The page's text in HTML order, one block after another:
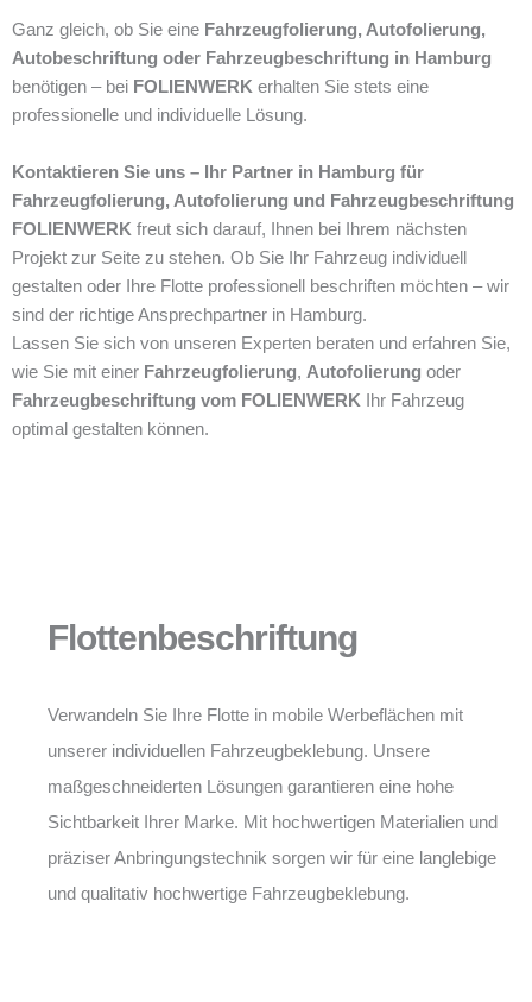
Ganz gleich, ob Sie eine Fahrzeugfolierung, Autofolierung,
Autobeschriftung oder Fahrzeugbeschriftung in Hamburg
benötigen – bei FOLIENWERK erhalten Sie stets eine
professionelle und individuelle Lösung.
Kontaktieren Sie uns – Ihr Partner in Hamburg für
Fahrzeugfolierung, Autofolierung und Fahrzeugbeschriftung
FOLIENWERK freut sich darauf, Ihnen bei Ihrem nächsten
Projekt zur Seite zu stehen. Ob Sie Ihr Fahrzeug individuell
gestalten oder Ihre Flotte professionell beschriften möchten – wir
sind der richtige Ansprechpartner in Hamburg.
Lassen Sie sich von unseren Experten beraten und erfahren Sie,
wie Sie mit einer Fahrzeugfolierung, Autofolierung oder
Fahrzeugbeschriftung vom FOLIENWERK Ihr Fahrzeug
optimal gestalten können.
Flottenbeschriftung
Verwandeln Sie Ihre Flotte in mobile Werbeflächen mit
unserer individuellen Fahrzeugbeklebung. Unsere
maßgeschneiderten Lösungen garantieren eine hohe
Sichtbarkeit Ihrer Marke. Mit hochwertigen Materialien und
präziser Anbringungstechnik sorgen wir für eine langlebige
und qualitativ hochwertige Fahrzeugbeklebung.